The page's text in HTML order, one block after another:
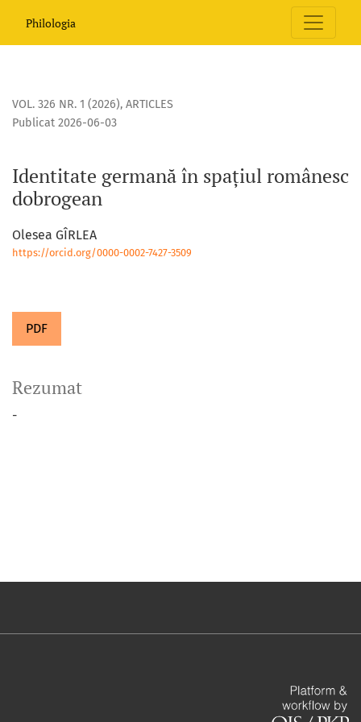
Identitate germană în spațiul românesc dobrogean
Philologia
VOL. 326 NR. 1 (2026), ARTICLES
Identitate germană în spațiul românesc
dobrogean
Publicat 2026-06-03
Olesea GÎRLEA
https://orcid.org/0000-0002-7427-3509
PDF
Rezumat
-